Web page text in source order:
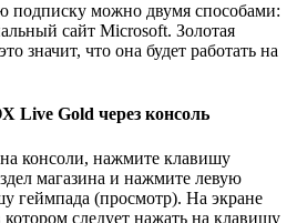
подписку можно двумя способами:
сайт Microsoft. Золотая
значит, что она будет работать на
Live Gold через консоль
консоли, нажмите клавишу
магазина и нажмите левую
геймпада (просмотр). На экране
следует нажать на клавишу